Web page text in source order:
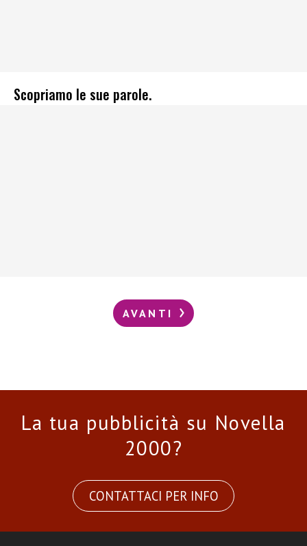
Scopriamo le sue parole.
AVANTI
La tua pubblicità su Novella
2000?
CONTATTACI PER INFO